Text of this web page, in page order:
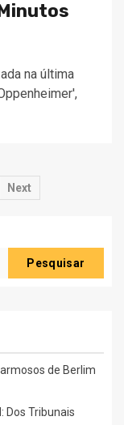
na última
Next
Pesquisar
de Berlim
Dos Tribunais